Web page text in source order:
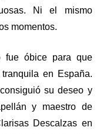
Ni el mismo
momentos.
óbice para que
en España.
su deseo y
y maestro de
Descalzas en